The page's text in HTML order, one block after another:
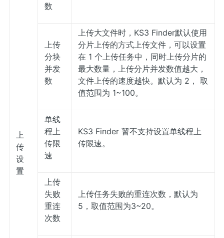
上
传
设
置
数
上传
分块
并发
数
上传大文件时，KS3 Finder默认使用
分片上传的方式上传文件，可以设置
在 1 个上传任务中，同时上传分片的
最大数量，上传分片并发数值越大，
文件上传的速度越快。默认为 2， 取
值范围为 1~100。
单线
程上
传限
速
KS3 Finder 暂不支持设置单线程上
传限速。
上传
失败
重连
次数
上传任务失败的重连次数，默认为
5，取值范围为3~20。